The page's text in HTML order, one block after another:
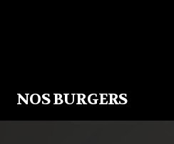
NOS BURGERS